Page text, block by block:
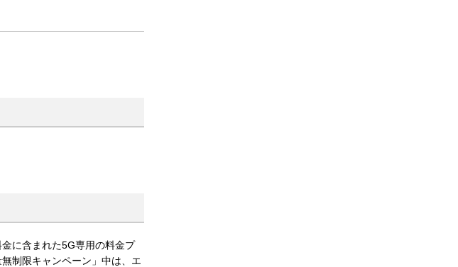
に含まれた5G専用の料金プ
制限キャンペーン」中は、エ